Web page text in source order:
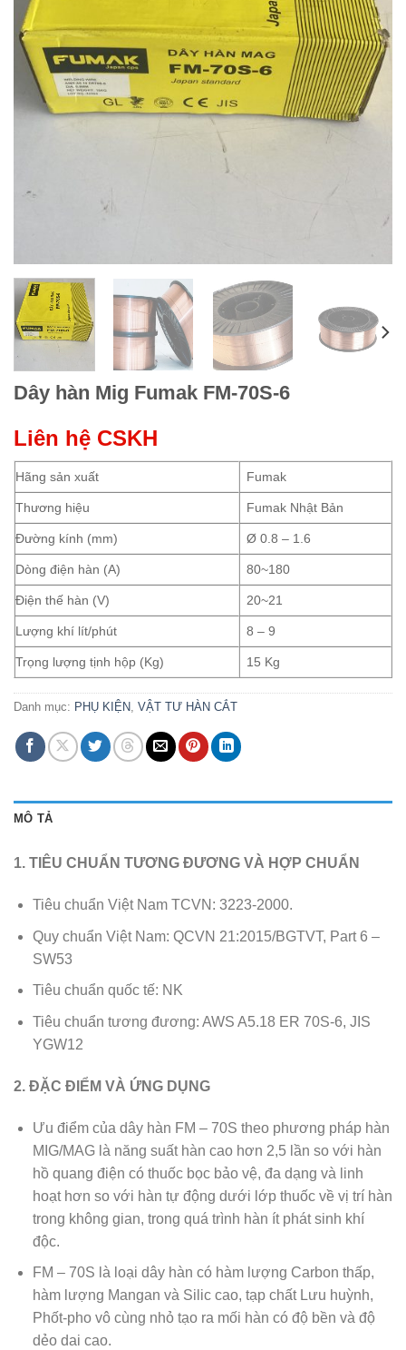
Dây hàn Mig Fumak FM-70S-6
Liên hệ CSKH
Hãng sản xuất Fumak
Thương hiệu Fumak Nhật Bản
Đường kính (mm) Ø 0.8 – 1.6
Dòng điện hàn (A) 80~180
Điện thế hàn (V) 20~21
Lượng khí lít/phút 8 – 9
Trọng lượng tịnh hộp (Kg) 15 Kg
Danh mục: PHỤ KIỆN VẬT TƯ HÀN CẮT
MÔ TẢ
1. TIÊU CHUẨN TƯƠNG ĐƯƠNG VÀ HỢP CHUẨN
Tiêu chuẩn Việt Nam TCVN: 3223-2000.
Quy chuẩn Việt Nam: QCVN 21:2015/BGTVT, Part 6 –
SW53
Tiêu chuẩn quốc tế: NK
Tiêu chuẩn tương đương: AWS A5.18 ER 70S-6, JIS
YGW12
2. ĐẶC ĐIỂM VÀ ỨNG DỤNG
Ưu điểm của dây hàn FM – 70S theo phương pháp hàn
MIG/MAG là năng suất hàn cao hơn 2,5 lần so với hàn
hồ quang điện có thuốc bọc bảo vệ, đa dạng và linh
hoạt hơn so với hàn tự động dưới lớp thuốc về vị trí hàn
trong không gian, trong quá trình hàn ít phát sinh khí
độc.
FM – 70S là loại dây hàn có hàm lượng Carbon thấp,
hàm lượng Mangan và Silic cao, tạp chất Lưu huỳnh,
Phốt-pho vô cùng nhỏ tạo ra mối hàn có độ bền và độ
dẻo dai cao.